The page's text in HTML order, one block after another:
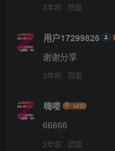
3年前 回复
用户17299826
谢谢分享
3年前 回复
嗨喽
66666
3年前 回复